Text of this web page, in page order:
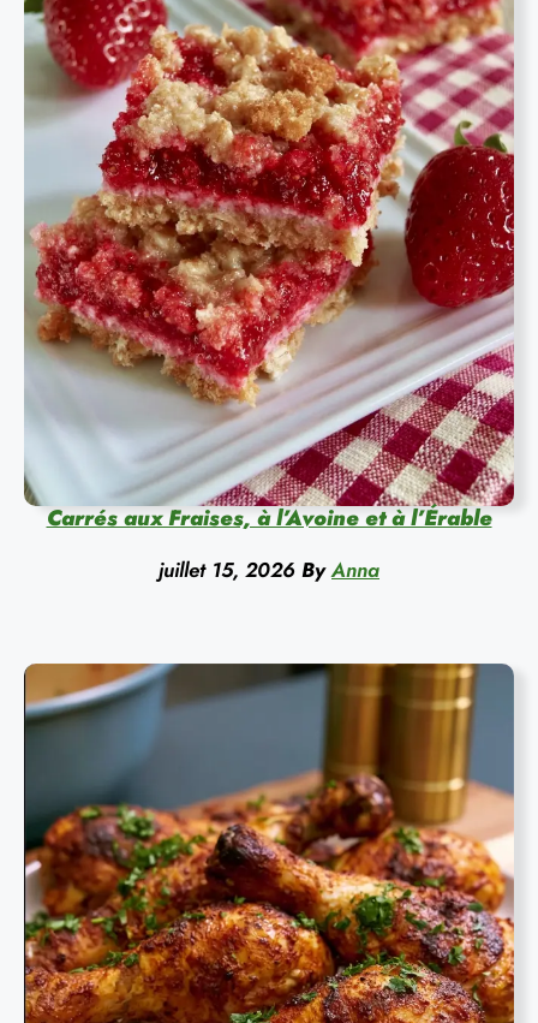
Carrés aux Fraises, à l’Avoine et à l’Érable
juillet 15, 2026 By Anna